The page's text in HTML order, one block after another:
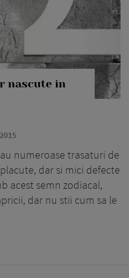
nascute in
numeroase trasaturi de
dar si mici defecte
acest semn zodiacal,
dar nu stii cum sa le